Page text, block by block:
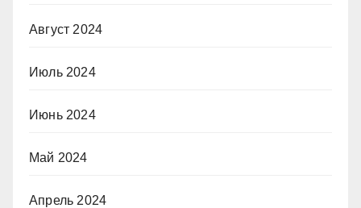
Август 2024
Июль 2024
Июнь 2024
Май 2024
Апрель 2024